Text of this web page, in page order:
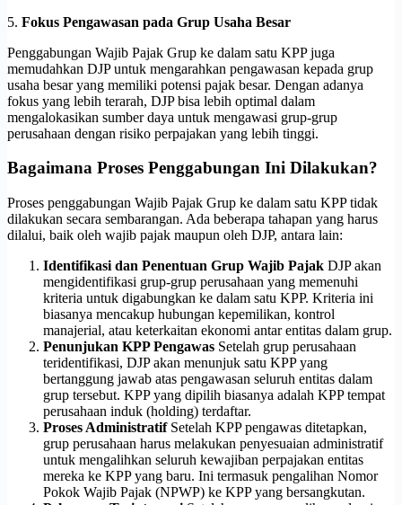
5. Fokus Pengawasan pada Grup Usaha Besar
Penggabungan Wajib Pajak Grup ke dalam satu KPP juga
memudahkan DJP untuk mengarahkan pengawasan kepada grup
usaha besar yang memiliki potensi pajak besar. Dengan adanya
fokus yang lebih terarah, DJP bisa lebih optimal dalam
mengalokasikan sumber daya untuk mengawasi grup-grup
perusahaan dengan risiko perpajakan yang lebih tinggi.
Bagaimana Proses Penggabungan Ini Dilakukan?
Proses penggabungan Wajib Pajak Grup ke dalam satu KPP tidak
dilakukan secara sembarangan. Ada beberapa tahapan yang harus
dilalui, baik oleh wajib pajak maupun oleh DJP, antara lain:
Identifikasi dan Penentuan Grup Wajib Pajak DJP akan
mengidentifikasi grup-grup perusahaan yang memenuhi
kriteria untuk digabungkan ke dalam satu KPP. Kriteria ini
biasanya mencakup hubungan kepemilikan, kontrol
manajerial, atau keterkaitan ekonomi antar entitas dalam grup.
Penunjukan KPP Pengawas Setelah grup perusahaan
teridentifikasi, DJP akan menunjuk satu KPP yang
bertanggung jawab atas pengawasan seluruh entitas dalam
grup tersebut. KPP yang dipilih biasanya adalah KPP tempat
perusahaan induk (holding) terdaftar.
Proses AdministratifSetelah KPP pengawas ditetapkan,
grup perusahaan harus melakukan penyesuaian administratif
untuk mengalihkan seluruh kewajiban perpajakan entitas
mereka ke KPP yang baru. Ini termasuk pengalihan Nomor
Pokok Wajib Pajak (NPWP) ke KPP yang bersangkutan.